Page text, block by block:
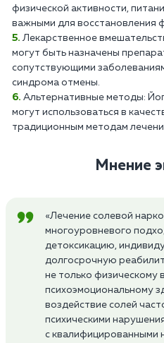
физической активности,
важными для восстановления
Лекарственное
могут быть назначены
сопутствующими
синдрома отмены.
Альтернативные методы:
могут использоваться в
традиционным методам
Мнение
«Лечение солевой
многоуровневого
детоксикацию,
долгосрочную
не только физическому
психоэмоциональному
воздействие солей
психическими
с квалифицированными